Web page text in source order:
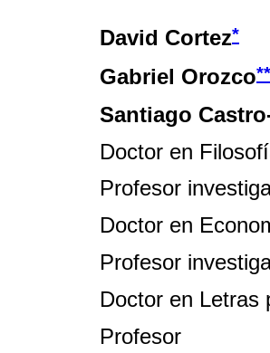
David Cortez*
Gabriel Orozco**
Santiago
Doctor en
Profesor
Doctor en
Profesor
Doctor en Letras
Profesor